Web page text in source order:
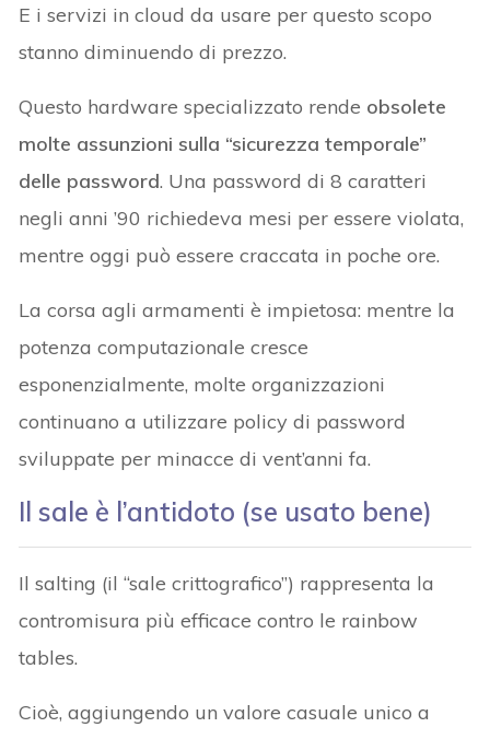
E i servizi in cloud da usare per questo scopo
stanno diminuendo di prezzo.
Questo hardware specializzato rende obsolete
molte assunzioni sulla “sicurezza temporale”
delle password. Una password di 8 caratteri
negli anni ’90 richiedeva mesi per essere violata,
mentre oggi può essere craccata in poche ore.
La corsa agli armamenti è impietosa: mentre la
potenza computazionale cresce
esponenzialmente, molte organizzazioni
continuano a utilizzare policy di password
sviluppate per minacce di vent’anni fa.
Il sale è l’antidoto (se usato bene)
Il salting (il “sale crittografico”) rappresenta la
contromisura più efficace contro le rainbow
tables.
Cioè, aggiungendo un valore casuale unico a